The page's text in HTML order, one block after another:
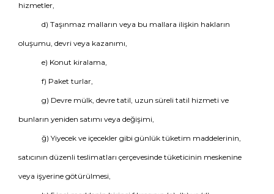
hizmetler,
d) Taşınmaz malların veya bu mallara ilişkin hakların
oluşumu, devri veya kazanımı,
e) Konut kiralama,
f) Paket turlar,
g) Devre mülk, devre tatil, uzun süreli tatil hizmeti ve
bunların yeniden satımı veya değişimi,
ğ) Yiyecek ve içecekler gibi günlük tüketim maddelerinin,
satıcının düzenli teslimatları çerçevesinde tüketicinin meskenine
veya işyerine götürülmesi,